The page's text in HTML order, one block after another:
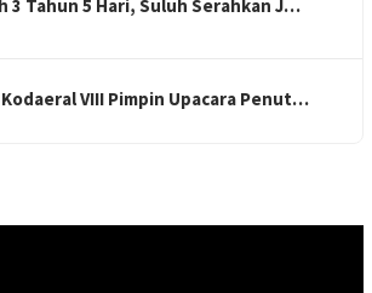
3 Tahun 5 Hari, Suluh Serahkan J…
VIII Pimpin Upacara Penut…